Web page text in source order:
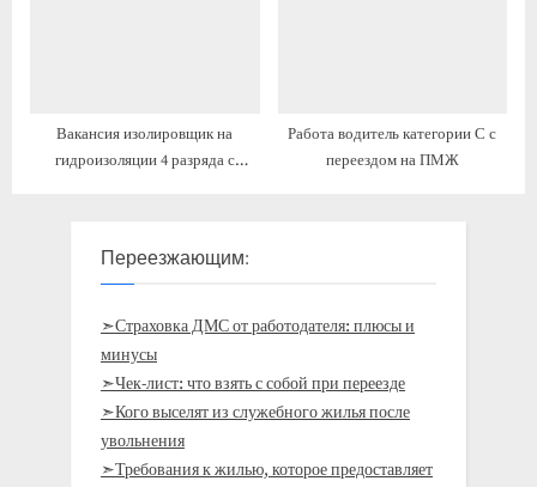
Вакансия изолировщик на
гидроизоляции 4 разряда с
Работа водитель категории С с
переездом на ПМЖ
Переезжающим:
➣Страховка ДМС от работодателя: плюсы и
минусы
➣Чек-лист: что взять с собой при переезде
➣Кого выселят из служебного жилья после
увольнения
➣Требования к жилью, которое предоставляет